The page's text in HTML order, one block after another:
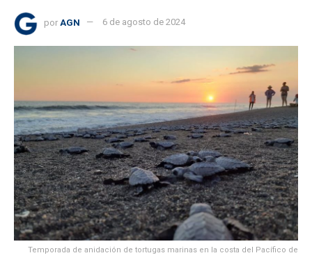
por AGN 6 de agosto de 2024
Temporada de anidación de tortugas marinas en la costa del Pacífico de